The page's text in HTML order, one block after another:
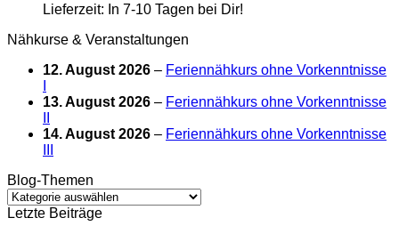
Lieferzeit: In 7-10 Tagen bei Dir!
Nähkurse & Veranstaltungen
12. August 2026 – Feriennähkurs ohne Vorkenntnisse
13. August 2026 – Feriennähkurs ohne Vorkenntnisse
14. August 2026 – Feriennähkurs ohne Vorkenntnisse
Blog-Themen
Blog-
Themen
Letzte Beiträge